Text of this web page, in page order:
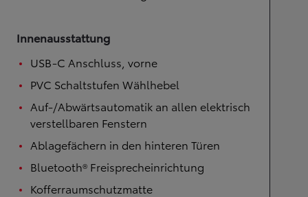
Innenausstattung
USB-C Anschluss, vorne
PVC Schaltstufen Wählhebel
Auf-/Abwärtsautomatik an allen elektrisch
verstellbaren Fenstern
Ablagefächern in den hinteren Türen
Bluetooth® Freisprecheinrichtung
Kofferraumschutzmatte